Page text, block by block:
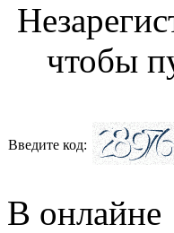
чтобы
Введите код:
В онлайне